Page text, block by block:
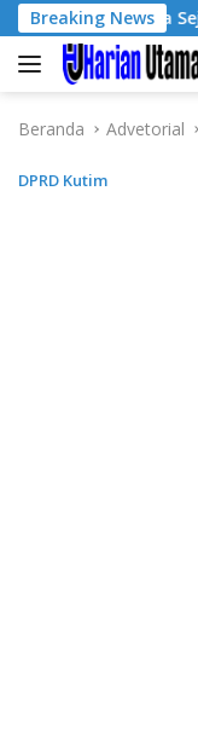
Langsung
ke
konten
Breaking News
Sejak Dini
Beranda Advetorial
DPRD Kutim